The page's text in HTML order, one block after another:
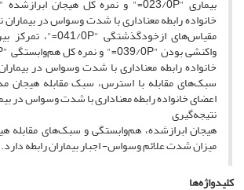
خانواده رابطه معناداری با شدت وسواس در
خانواده رابطه معناداری با شدت وسواس در
اعضای خانواده رابطه معناداری با شدت وسواس در
نتیجه‌گیری
هیجان ابرازشده، هم‌وابستگی و سبک‌های مقابله
میزان شدت علائم وسواس- اجبار بیماران رابطه دارد.
کلیدواژه‌ها